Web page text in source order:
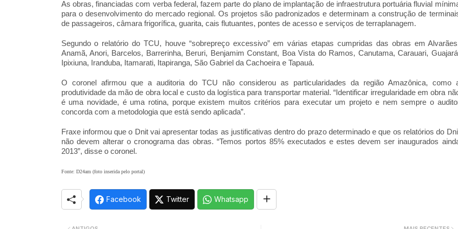
As obras, financiadas com verba federal, fazem parte do plano de implantação de infraestrutura portuária fluvial
para o desenvolvimento do mercado regional. Os projetos são padronizados e determinam a construção de
de passageiros, câmara frigorífica, guarita, cais flutuantes, pontes de acesso e serviços de terraplanagem.
Segundo o relatório do TCU, houve “sobrepreço excessivo” em várias etapas cumpridas das obras em
Anamã, Anori, Barcelos, Barrerinha, Beruri, Benjamim Constant, Boa Vista do Ramos, Canutama, Carauari,
Ipixiuna, Iranduba, Itamarati, Itapiranga, São Gabriel da Cachoeira e Tapauá.
O coronel afirmou que a auditoria do TCU não considerou as particularidades da região Amazônica, como
produtividade da mão de obra local e custo da logística para transportar material. “Identificar irregularidade em obra
é uma novidade, é uma rotina, porque existem muitos critérios para executar um projeto e nem sempre o
concorda com a metodologia que está sendo aplicada”.
Fraxe informou que o Dnit vai apresentar todas as justificativas dentro do prazo determinado e que os relatórios do
não devem alterar o cronograma das obras. “Temos portos 85% executados e estes devem ser inaugurados
2013”, disse o coronel.
Fonte: D24am (foto inserida pelo portal)
Facebook Twitter Whatsapp